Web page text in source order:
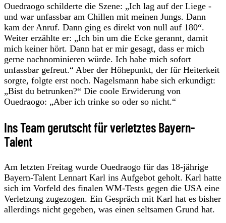
Ouedraogo schilderte die Szene: „Ich lag auf der Liege -
und war unfassbar am Chillen mit meinen Jungs. Dann
kam der Anruf. Dann ging es direkt von null auf 180“.
Weiter erzählte er: „Ich bin um die Ecke gerannt, damit
mich keiner hört. Dann hat er mir gesagt, dass er mich
gerne nachnominieren würde. Ich habe mich sofort
unfassbar gefreut.“ Aber der Höhepunkt, der für Heiterkeit
sorgte, folgte erst noch. Nagelsmann habe sich erkundigt:
„Bist du betrunken?“ Die coole Erwiderung von
Ouedraogo: „Aber ich trinke so oder so nicht.“
Ins Team gerutscht für verletztes Bayern-
Talent
Am letzten Freitag wurde Ouedraogo für das 18-jährige
Bayern-Talent Lennart Karl ins Aufgebot geholt. Karl hatte
sich im Vorfeld des finalen WM-Tests gegen die USA eine
Verletzung zugezogen. Ein Gespräch mit Karl hat es bisher
allerdings nicht gegeben, was einen seltsamen Grund hat.